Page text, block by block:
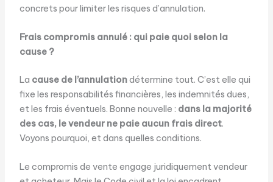
concrets pour limiter les risques d’annulation.
Frais compromis annulé : qui paie quoi selon la
cause ?
La cause de l’annulationdétermine tout. C’est elle qui
fixe les responsabilités financières, les indemnités dues,
et les frais éventuels. Bonne nouvelle : dans la majorité
des cas, le vendeur ne paie aucun frais direct.
Voyons pourquoi, et dans quelles conditions.
Le compromis de vente engage juridiquement vendeur